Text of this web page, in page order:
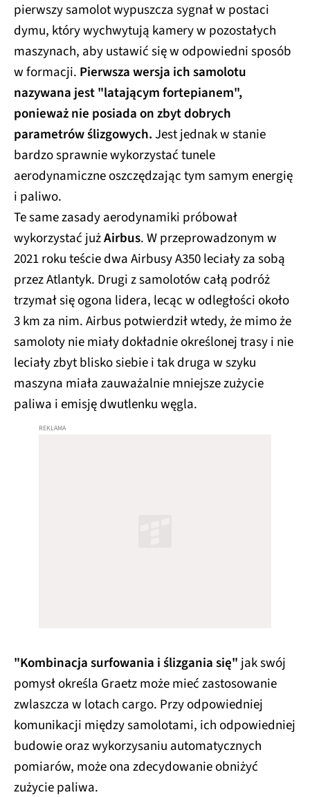
pierwszy samolot wypuszcza sygnał w postaci
dymu, który wychwytują kamery w pozostałych
maszynach, aby ustawić się w odpowiedni sposób
w formacji. Pierwsza wersja ich samolotu
nazywana jest "latającym fortepianem",
ponieważ nie posiada on zbyt dobrych
parametrów ślizgowych.Jest jednak w stanie
bardzo sprawnie wykorzystać tunele
aerodynamiczne oszczędzając tym samym energię
i paliwo.
Te same zasady aerodynamiki próbował
wykorzystać jużAirbus. W przeprowadzonym w
2021 roku teście dwa Airbusy A350 leciały za sobą
przez Atlantyk. Drugi z samolotów całą podróż
trzymał się ogona lidera, lecąc w odległości około
3 km za nim. Airbus potwierdził wtedy, że mimo że
samoloty nie miały dokładnie określonej trasy i nie
leciały zbyt blisko siebie i tak druga w szyku
maszyna miała zauważalnie mniejsze zużycie
paliwa i emisję dwutlenku węgla.
"Kombinacja surfowania i ślizgania się" jak swój
pomysł określa Graetz może mieć zastosowanie
zwlaszcza w lotach cargo. Przy odpowiedniej
komunikacji między samolotami, ich odpowiedniej
budowie oraz wykorzysaniu automatycznych
pomiarów, może ona zdecydowanie obniżyć
zużycie paliwa.